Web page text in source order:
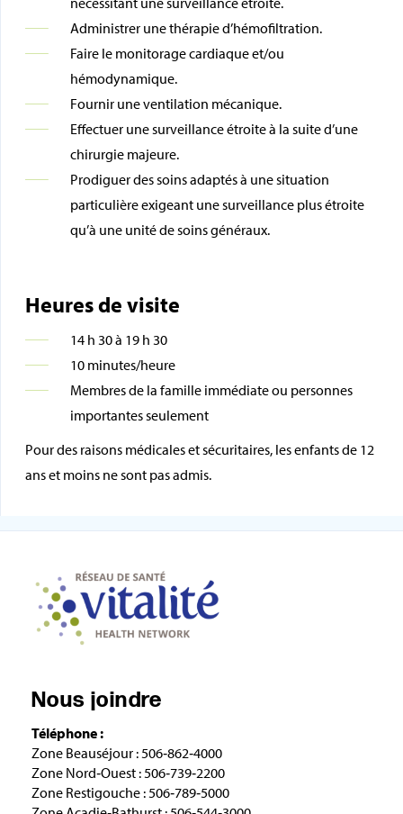
Administrer une thérapie d’hémofiltration.
Faire le monitorage cardiaque et/ou
hémodynamique.
Fournir une ventilation mécanique.
Effectuer une surveillance étroite à la suite d’une
chirurgie majeure.
Prodiguer des soins adaptés à une situation
particulière exigeant une surveillance plus étroite
qu’à une unité de soins généraux.
Heures de visite
14 h 30 à 19 h 30
10 minutes/heure
Membres de la famille immédiate ou personnes
importantes seulement
Pour des raisons médicales et sécuritaires, les enfants de 12
ans et moins ne sont pas admis.
Nous joindre
Téléphone :
Zone Beauséjour : 506‑862‑4000
Zone Nord‑Ouest : 506‑739‑2200
Zone Restigouche : 506‑789‑5000